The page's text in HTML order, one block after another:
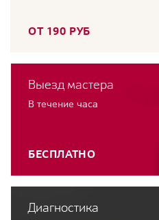
ОТ 190 РУБ
Выезд мастера
В течение часа
БЕСПЛАТНО
Диагностика